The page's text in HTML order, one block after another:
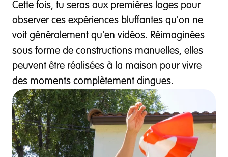
Cette fois, tu seras aux premières loges pour
observer ces expériences bluffantes qu'on ne
voit généralement qu'en vidéos. Réimaginées
sous forme de constructions manuelles, elles
peuvent être réalisées à la maison pour vivre
des moments complètement dingues.